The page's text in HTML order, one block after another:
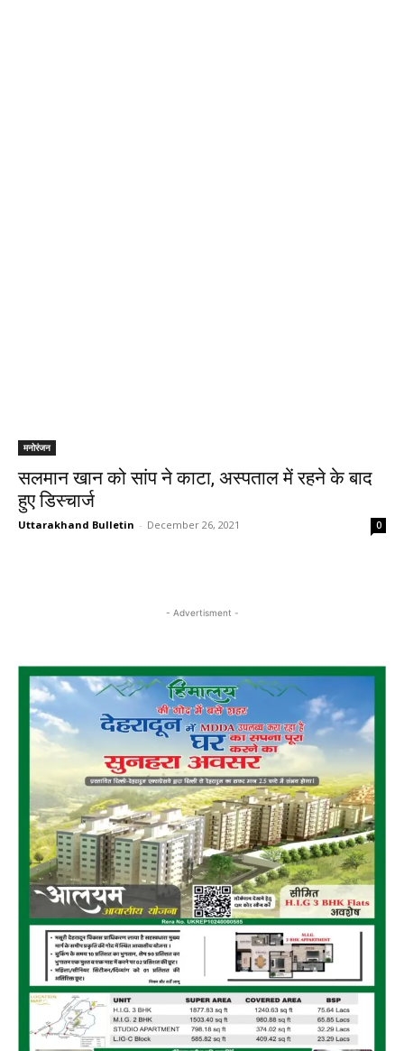
मनोरंजन
सलमान खान को सांप ने काटा, अस्पताल में रहने के बाद
हुए डिस्चार्ज
Uttarakhand Bulletin - December 26, 2021 0
- Advertisment -